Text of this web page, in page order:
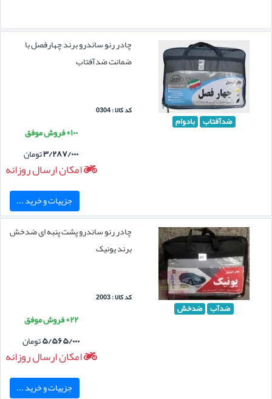
ضدآفتاب بادوام
چادر رنو ساندرو برند چهارفصل با
ضمانت ضدآفتاب
کد کالا : 0304
۱۰۰+ فروش موفق
۳/۲۸۷/۰۰۰تومان
امکان ارسال روزانه
جزییات و خرید ...
ضدآب ضدخش
چادر رنو ساندرو پشت پنبه ای ضدخش
برند یونیک
کد کالا : 2003
۲۲+ فروش موفق
۵/۵۶۵/۰۰۰تومان
امکان ارسال روزانه
جزییات و خرید ...